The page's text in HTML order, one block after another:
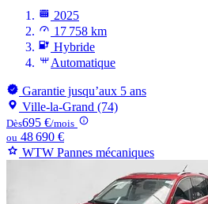
2025
17 758 km
Hybride
Automatique
Garantie jusqu’aux 5 ans
Ville-la-Grand (74)
Dès695 €/mois
ou 48 690 €
WTW Pannes mécaniques